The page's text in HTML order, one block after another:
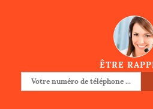
ÊTRE